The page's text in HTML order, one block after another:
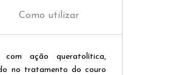
Como utilizar
ação queratolítica,
no tratamento do couro